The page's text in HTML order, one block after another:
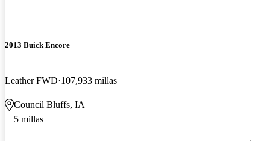
2013 Buick Encore
Leather FWD 107,933 millas
Council Bluffs, IA
5 millas